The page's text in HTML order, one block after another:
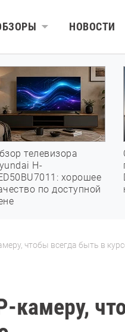
НОВОСТИ
телевизора
H-
хорошее
по доступной
чтобы всегда быть в
камеру,